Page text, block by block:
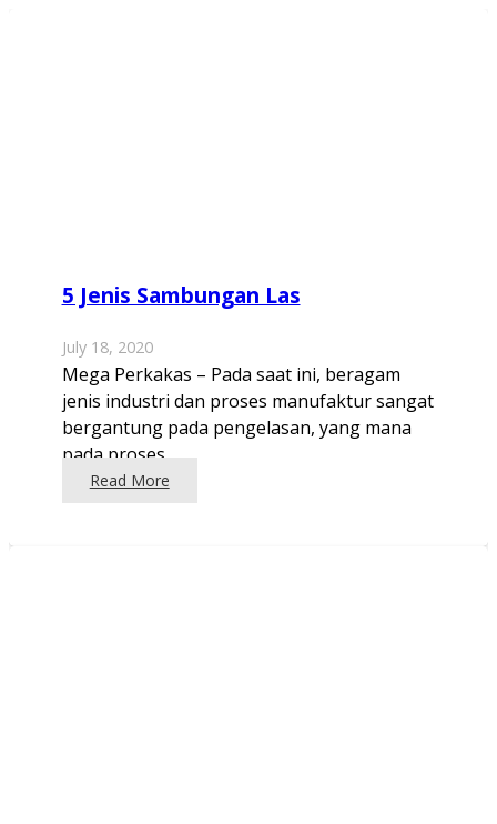
5 Jenis Sambungan Las
July 18, 2020
Mega Perkakas – Pada saat ini, beragam
jenis industri dan proses manufaktur sangat
bergantung pada pengelasan, yang mana
pada proses…
Read More